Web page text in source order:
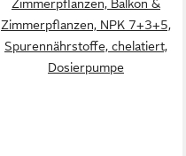
Zimmerpflanzen, Balkon &
Zimmerpflanzen, NPK 7+3+5,
Spurennährstoffe, chelatiert,
Dosierpumpe